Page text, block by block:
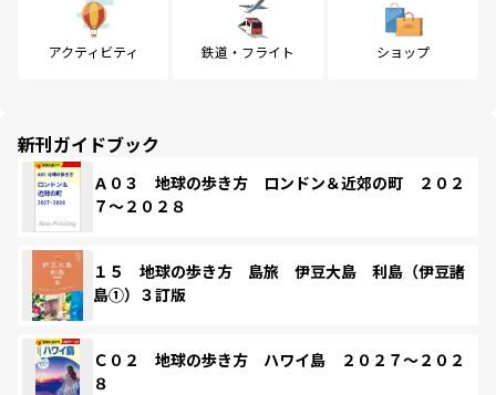
アクティビティ 鉄道・フライト ショップ
新刊ガイドブック
Ａ０３ 地球の歩き方 ロンドン＆近郊の町 ２０２
７～２０２８
１５ 地球の歩き方 島旅 伊豆大島 利島（伊豆諸
島①）３訂版
Ｃ０２ 地球の歩き方 ハワイ島 ２０２７～２０２
８